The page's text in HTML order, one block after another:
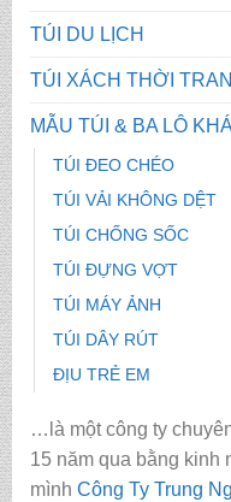
TÚI DU LỊCH
TÚI XÁCH THỜI
MẪU TÚI & BA LÔ
TÚI ĐEO CHÉO
TÚI VẢI KHÔNG DỆT
TÚI CHỐNG SỐC
TÚI ĐỰNG VỢT
TÚI MÁY ẢNH
TÚI DÂY RÚT
ĐỊU TRẺ EM
…là một công ty
15 năm qua bằng kinh
mình Công Ty Trung